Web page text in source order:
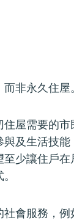
非永久住屋
屋需要的
及生活技
少讓住戶
會服務，